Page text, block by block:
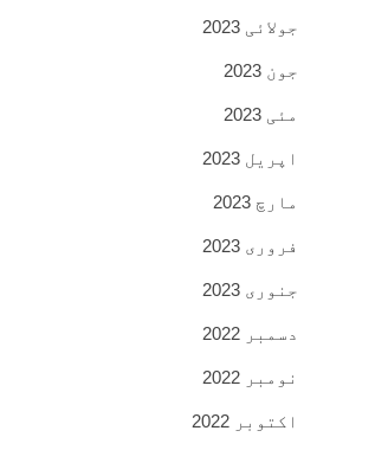
جولائی 2023
جون 2023
مئی 2023
اپریل 2023
مارچ 2023
فروری 2023
جنوری 2023
دسمبر 2022
نومبر 2022
اکتوبر 2022